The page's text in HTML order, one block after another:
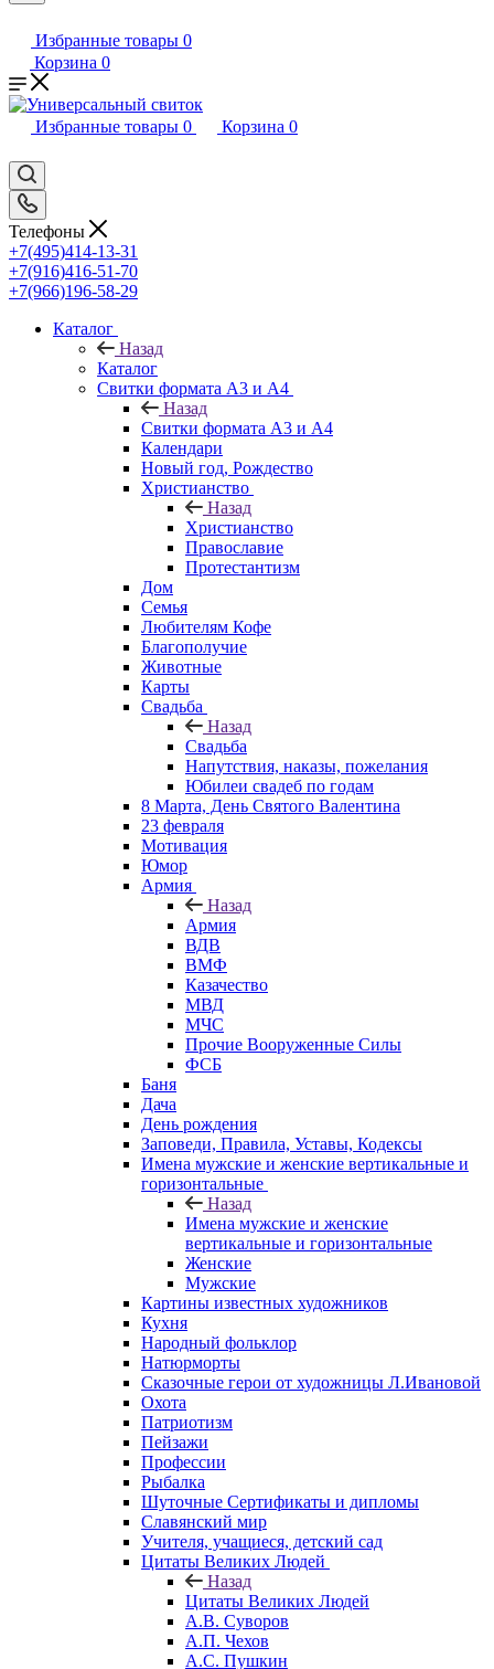
Избранные товары 0
Корзина 0
Избранные товары 0 Корзина 0
Телефоны
+7(495)414-13-31
+7(916)416-51-70
+7(966)196-58-29
Каталог
Назад
Каталог
Свитки формата А3 и А4
Назад
Свитки формата А3 и А4
Календари
Новый год, Рождество
Христианство
Назад
Христианство
Православие
Протестантизм
Дом
Семья
Любителям Кофе
Благополучие
Животные
Карты
Свадьба
Назад
Свадьба
Напутствия, наказы, пожелания
Юбилеи свадеб по годам
8 Марта, День Святого Валентина
23 февраля
Мотивация
Юмор
Армия
Назад
Армия
ВДВ
ВМФ
Казачество
МВД
МЧС
Прочие Вооруженные Силы
ФСБ
Баня
Дача
День рождения
Заповеди, Правила, Уставы, Кодексы
Имена мужские и женские вертикальные и
горизонтальные
Назад
Имена мужские и женские
вертикальные и горизонтальные
Женские
Мужские
Картины известных художников
Кухня
Народный фольклор
Натюрморты
Сказочные герои от художницы Л.Ивановой
Охота
Патриотизм
Пейзажи
Профессии
Рыбалка
Шуточные Сертификаты и дипломы
Славянский мир
Учителя, учащиеся, детский сад
Цитаты Великих Людей
Назад
Цитаты Великих Людей
А.В. Суворов
А.П. Чехов
А.С. Пушкин